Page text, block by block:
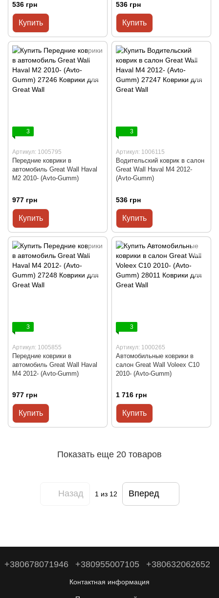
536 грн
Купить
536 грн
Купить
3
Артикул: 1005795
Передние коврики в
автомобиль Great Wall Haval
M2 2010- (Avto-Gumm)
977 грн
Купить
3
Артикул: 1006115
Водительский коврик в салон
Great Wall Haval M4 2012-
(Avto-Gumm)
536 грн
Купить
3
Артикул: 1005855
Передние коврики в
автомобиль Great Wall Haval
M4 2012- (Avto-Gumm)
977 грн
Купить
3
Артикул: 1000265
Автомобильные коврики в
салон Great Wall Voleex C10
2010- (Avto-Gumm)
1 716 грн
Купить
Показать еще 20 товаров
Назад 1 из 12 Вперед
+380678071946 +380955007105 +380632062652
Контактная информация